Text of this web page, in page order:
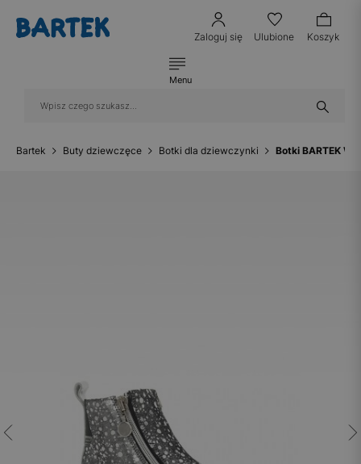
Zaloguj się Ulubione Koszyk
Menu
Bartek Buty dziewczęce Botki dla dziewczynki Botki BARTEK